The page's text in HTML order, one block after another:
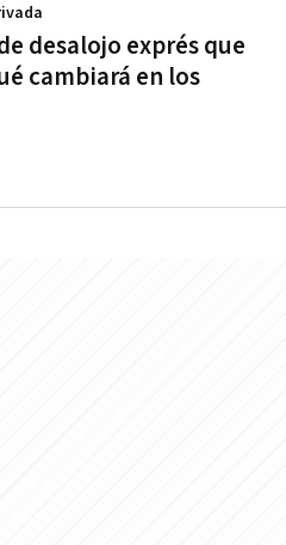
desalojo exprés que
cambiará en los